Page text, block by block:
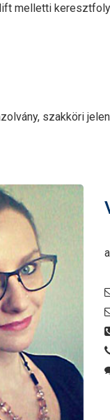
melletti
szakköri